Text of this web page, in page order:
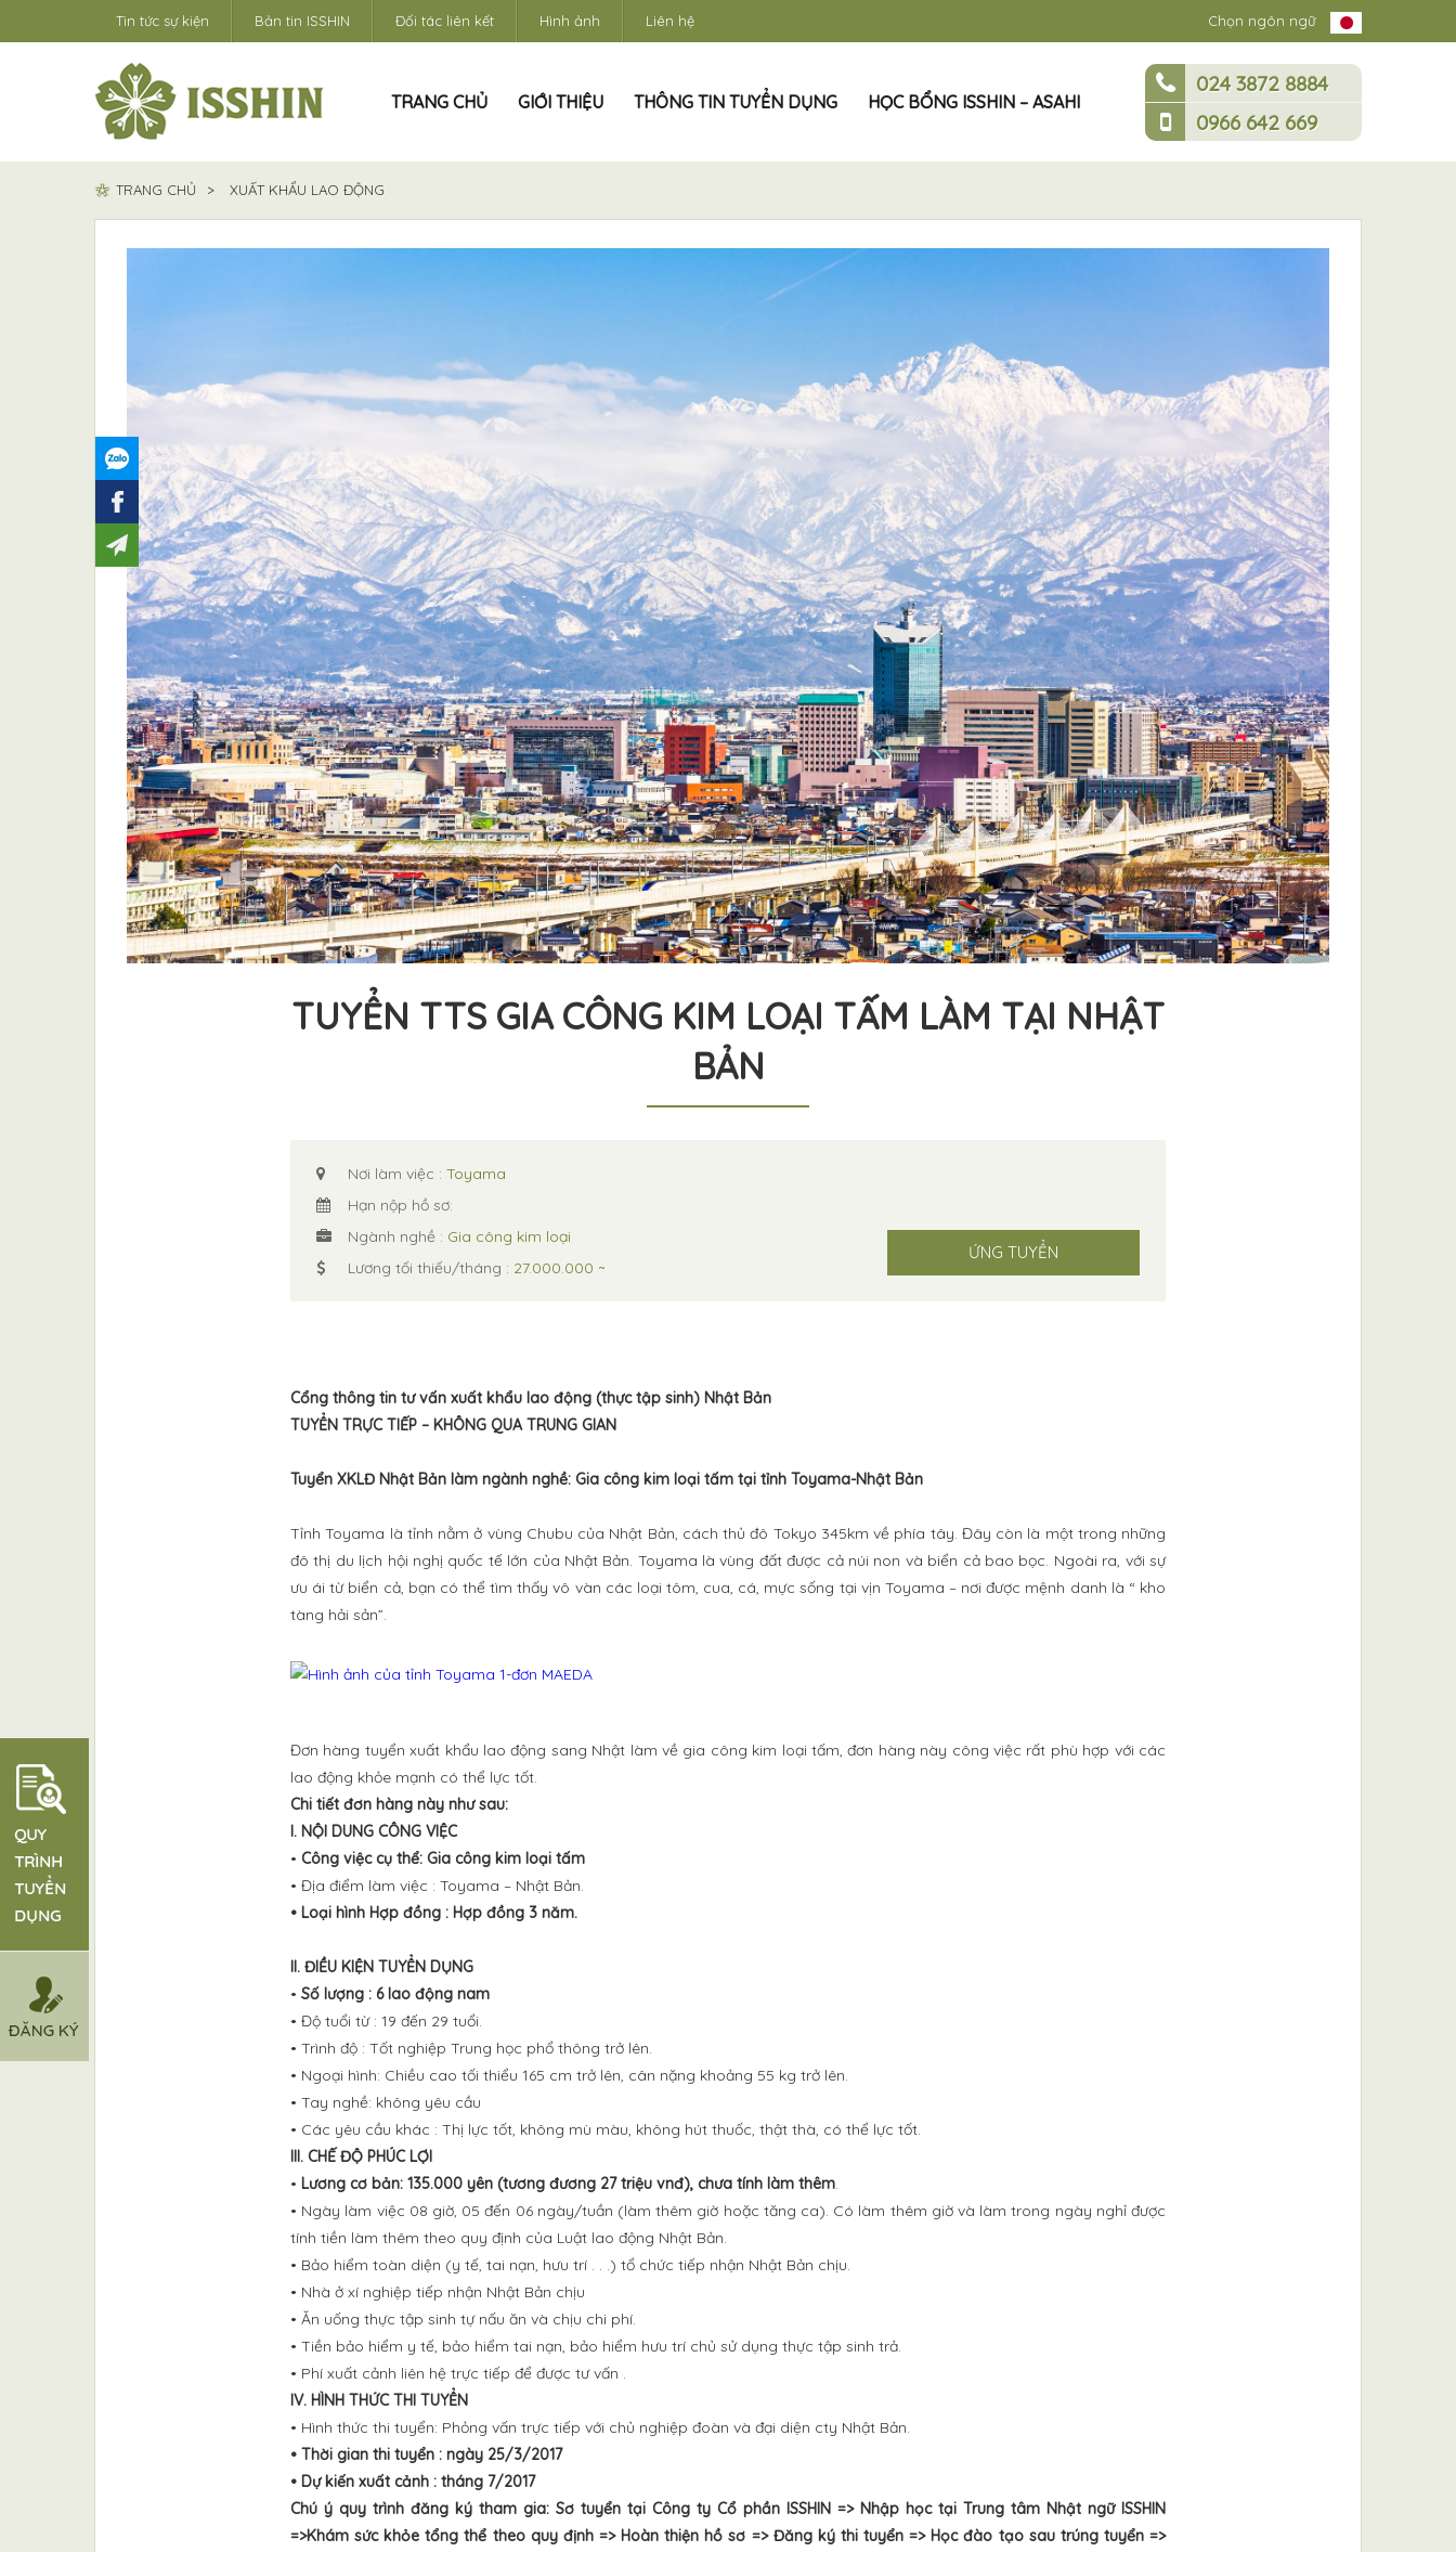
Tin tức sự kiện Bản tin ISSHIN Đối tác liên kết Hình ảnh Liên hệ Chọn ngôn ngữ
TRANG CHỦ GIỚI THIỆU THÔNG TIN TUYỂN DỤNG HỌC BỔNG ISSHIN – ASAHI
024 3872 8884
0966 642 669
TRANG CHỦ XUẤT KHẨU LAO ĐỘNG
TUYỂN TTS GIA CÔNG KIM LOẠI TẤM LÀM TẠI NHẬT
BẢN
Nơi làm việc : Toyama
Hạn nộp hồ sơ:
Ngành nghề : Gia công kim loại
Lương tối thiếu/tháng : 27.000.000 ~
ỨNG TUYỂN
Cổng thông tin tư vấn xuất khẩu lao động (thực tập sinh) Nhật Bản
TUYỂN TRỰC TIẾP – KHÔNG QUA TRUNG GIAN
Tuyển XKLĐ Nhật Bản làm ngành nghề: Gia công kim loại tấm tại tỉnh Toyama-Nhật Bản
Tỉnh Toyama là tỉnh nằm ở vùng Chubu của Nhật Bản, cách thủ đô Tokyo 345km về phía tây. Đây còn là một trong những
đô thị du lịch hội nghị quốc tế lớn của Nhật Bản. Toyama là vùng đất được cả núi non và biển cả bao bọc. Ngoài ra, với sự
ưu ái từ biển cả, bạn có thể tìm thấy vô vàn các loại tôm, cua, cá, mực sống tại vịn Toyama – nơi được mệnh danh là “ kho
tàng hải sản”.
Đơn hàng tuyển xuất khẩu lao động sang Nhật làm về gia công kim loại tấm, đơn hàng này công việc rất phù hợp với các
lao động khỏe mạnh có thể lực tốt.
Chi tiết đơn hàng này như sau:
I. NỘI DUNG CÔNG VIỆC
• Công việc cụ thể: Gia công kim loại tấm
• Địa điểm làm việc : Toyama – Nhật Bản.
• Loại hình Hợp đồng : Hợp đồng 3 năm.
II. ĐIỀU KIỆN TUYỂN DỤNG
• Số lượng : 6 lao động nam
• Độ tuổi từ : 19 đến 29 tuổi.
• Trình độ : Tốt nghiệp Trung học phổ thông trở lên.
• Ngoại hình: Chiều cao tối thiểu 165 cm trở lên, cân nặng khoảng 55 kg trở lên.
• Tay nghề: không yêu cầu
• Các yêu cầu khác : Thị lực tốt, không mù màu, không hút thuốc, thật thà, có thể lực tốt.
III. CHẾ ĐỘ PHÚC LỢI
• Lương cơ bản: 135.000 yên (tương đương 27 triệu vnđ), chưa tính làm thêm.
• Ngày làm việc 08 giờ, 05 đến 06 ngày/tuần (làm thêm giờ hoặc tăng ca). Có làm thêm giờ và làm trong ngày nghỉ được
tính tiền làm thêm theo quy định của Luật lao động Nhật Bản.
• Bảo hiểm toàn diện (y tế, tai nạn, hưu trí . . .) tổ chức tiếp nhận Nhật Bản chịu.
• Nhà ở xí nghiệp tiếp nhận Nhật Bản chịu
• Ăn uống thực tập sinh tự nấu ăn và chịu chi phí.
• Tiền bảo hiểm y tế, bảo hiểm tai nạn, bảo hiểm hưu trí chủ sử dụng thực tập sinh trả.
• Phí xuất cảnh liên hệ trực tiếp để được tư vấn .
IV. HÌNH THỨC THI TUYỂN
• Hình thức thi tuyển: Phỏng vấn trực tiếp với chủ nghiệp đoàn và đại diện cty Nhật Bản.
• Thời gian thi tuyển : ngày 25/3/2017
• Dự kiến xuất cảnh : tháng 7/2017
Chú ý quy trình đăng ký tham gia: Sơ tuyển tại Công ty Cổ phần ISSHIN => Nhập học tại Trung tâm Nhật ngữ ISSHIN
=>Khám sức khỏe tổng thể theo quy định => Hoàn thiện hồ sơ => Đăng ký thi tuyển => Học đào tạo sau trúng tuyển =>